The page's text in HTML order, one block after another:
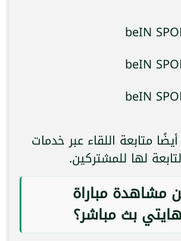
beIN
beIN
beIN
متابعة اللقاء عبر خدمات
لها للمشتركين.
مشاهدة مباراة
بث مباشر؟